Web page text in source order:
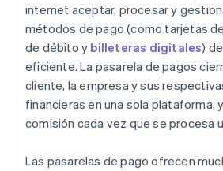
internet aceptar, procesar y
métodos de pago (como tarjetas
de débito y billeteras digitales)
eficiente. La pasarela de pagos
cliente, la empresa y sus
financieras en una sola plataforma,
comisión cada vez que se procesa
Las pasarelas de pago ofrecen